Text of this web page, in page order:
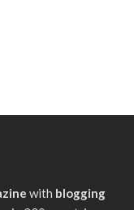
with blogging